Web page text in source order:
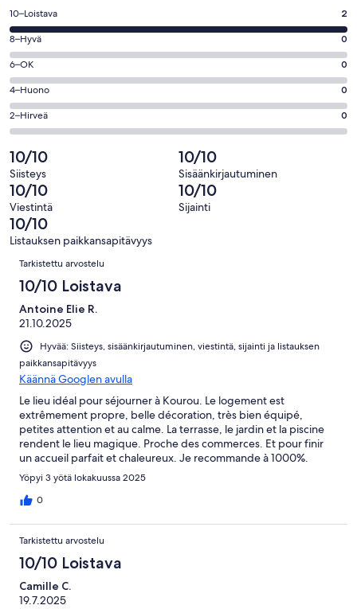
ikkunaan
Arvosana
10
-
Loistava.
2
kautta
2
arvostelua
10–Loistava 2
Arvosana
8
-
Hyvä.
0
kautta
arvostelua
8–Hyvä 0
Arvosana
6
-
OK.
0
kautta
2
arvostelua
6–OK 0
Arvosana
4
-
0
kautta
2
arvostelua
4–Huono 0
Arvosana
2
-
Hirveä.
0
kautta
2
arvostelua
2–Hirveä 0
10/10
Siisteys
10/10
Sisäänkirjautuminen
10/10
Viestintä
10/10
Sijainti
10/10
Listauksen paikkansapitävyys
Arvostelut
Tarkistettu arvostelu
10/10 Loistava
Antoine Elie R.
21.10.2025
Hyvää: Siisteys, sisäänkirjautuminen, viestintä, sijainti ja listauksen
paikkansapitävyys
Käännä Googlen avulla
Le lieu idéal pour séjourner à Kourou. Le logement est
extrêmement propre, belle décoration, très bien équipé,
petites attention et au calme. La terrasse, le jardin et la piscine
rendent le lieu magique. Proche des commerces. Et pour finir
un accueil parfait et chaleureux. Je recommande à 1000%.
Merci pour tout et à bientôt.
Yöpyi 3 yötä lokakuussa 2025
0
Tarkistettu arvostelu
10/10 Loistava
Camille C.
19.7.2025